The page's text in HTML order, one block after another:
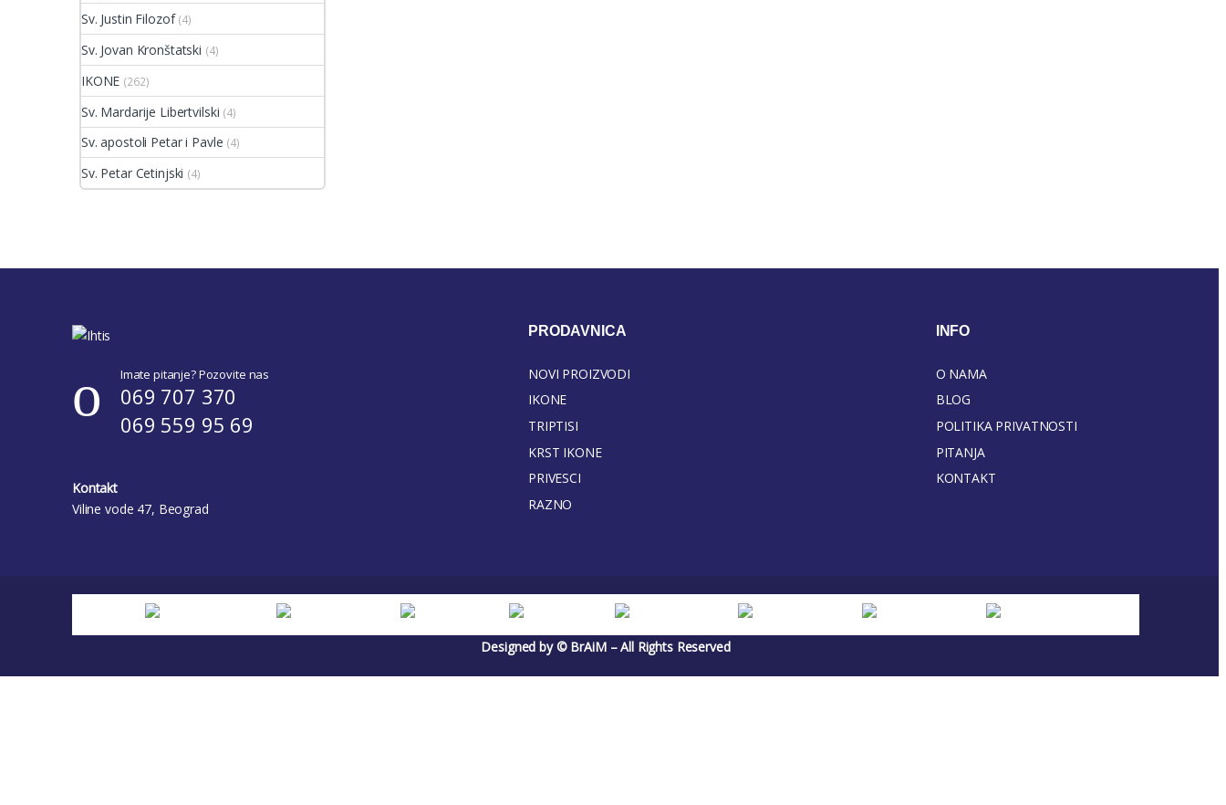
Sv. Justin Filozof (4)
Sv. Jovan Kronštatski (4)
IKONE (262)
Sv. Mardarije Libertvilski (4)
Sv. apostoli Petar i Pavle (4)
Sv. Petar Cetinjski (4)
Imate pitanje? Pozovite nas
069 707 370
069 559 95 69
Kontakt
Viline vode 47, Beograd
PRODAVNICA
NOVI PROIZVODI
IKONE
TRIPTISI
KRST IKONE
PRIVESCI
RAZNO
INFO
O NAMA
BLOG
POLITIKA PRIVATNOSTI
PITANJA
KONTAKT
Designed by © BrAiM – All Rights Reserved